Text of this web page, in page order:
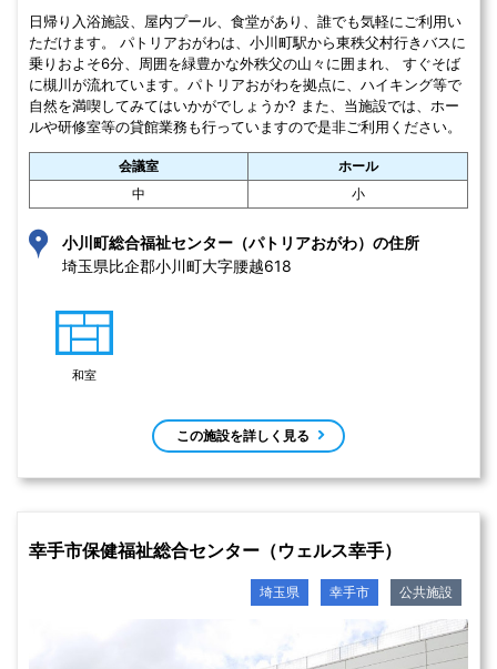
日帰り入浴施設、屋内プール、食堂があり、誰でも気軽にご利用い
ただけます。 パトリアおがわは、小川町駅から東秩父村行きバスに
乗りおよそ6分、周囲を緑豊かな外秩父の山々に囲まれ、 すぐそば
に槻川が流れています。パトリアおがわを拠点に、ハイキング等で
自然を満喫してみてはいかがでしょうか? また、当施設では、ホー
ルや研修室等の貸館業務も行っていますので是非ご利用ください。
会議室
ホール
中
小
小川町総合福祉センター（パトリアおがわ）の住所
埼玉県比企郡小川町大字腰越618
和室
この施設を詳しく見る
幸手市保健福祉総合センター（ウェルス幸手）
埼玉県 幸手市 公共施設